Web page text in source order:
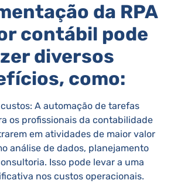
da RPA
contábil pode
diversos
como:
A automação de tarefas
os profissionais da contabilidade
em atividades de maior valor
análise de dados, planejamento
Isso pode levar a uma
nos custos operacionais.